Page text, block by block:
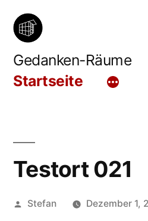
Zum
Inhalt
springen
Gedanken-Räume
Startseite
Testort 021
Veröffentlicht
Stefan Dezember 1,